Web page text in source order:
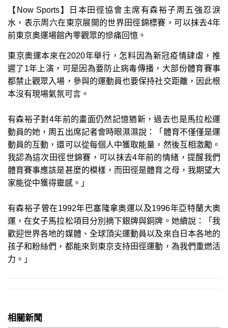
【Now Sports】日本田徑協會主席有森裕子周五強忍淚
水，表示周六在東京展開的世界田徑錦標賽，可以抹去4年
前東京奧運場館內零觀眾的慘痛回憶。
東京奧運本來在2020年舉行，怎料因為新冠疫情肆虐，推
遲了1年上演，可是因為要防止病毒傳播，大部份體育賽事
都禁止觀眾入場，參與的運動員也要保持社交距離，因此根
本沒有現場氣氛可言。
有森裕子對4年前的畫面仍然記憶猶新，過去也是馬拉松運
動員的她，周五出席記者會時眼濕濕說：「體育不僅僅是運
動員的互動，還可以從每個人中獲取能量，然後互相激勵。
我認為這次田徑世錦賽，可以抹去4年前的情緒，提醒我們
體育賽事應該是甚麼的模樣，而田徑是體育之母，我期望大
家能從中獲得靈感。」
有森裕子曾在1992年巴塞隆拿奧運以及1996年亞特蘭大奧
運，在女子馬拉松項目分別摘下銀牌與銅牌。她續說：「我
歡迎世界各地的媒體、全球頂尖運動員以及來自日本各地的
孩子和粉絲們，都能來到東京支持田徑運動，為我們重燃活
力。」
相關新聞